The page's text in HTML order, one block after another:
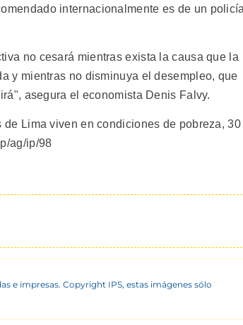
internacionalmente es de un
no cesará mientras exista la causa que la
y mientras no disminuya el desempleo, que
asegura el economista Denis Falvy.
Lima viven en condiciones de pobreza, 30
ag/ip/98
e impresas. Copyright IPS, estas imágenes sólo